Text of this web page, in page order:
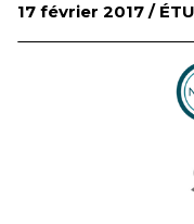
17 février 2017 /